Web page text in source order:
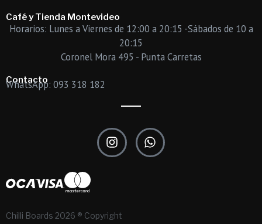
Café y Tienda Montevideo
Horarios: Lunes a Viernes de 12:00 a 20:15 -Sábados de 10 a
20:15
Coronel Mora 495 - Punta Carretas
Contacto
WhatsApp: 093 318 182
Chilli Boards 2026 ® Copyright
I
n
s
a
W
h
a